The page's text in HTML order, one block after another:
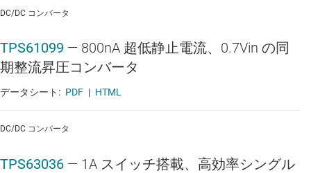
患者モニタ：サブシステム・モジュール
患者モニタ：サブシステム・モジュール
患者モニタ：サブシステム・モジュール
温度センサ・パッチ
温度センサ・パッチ
DC/DC コンバータ
TPS61099 — 800nA 超低静止電流、0.7Vin の同
期整流昇圧コンバータ
データシート: PDF | HTML
DC/DC コンバータ
TPS63036 — 1A スイッチ搭載、高効率シングル